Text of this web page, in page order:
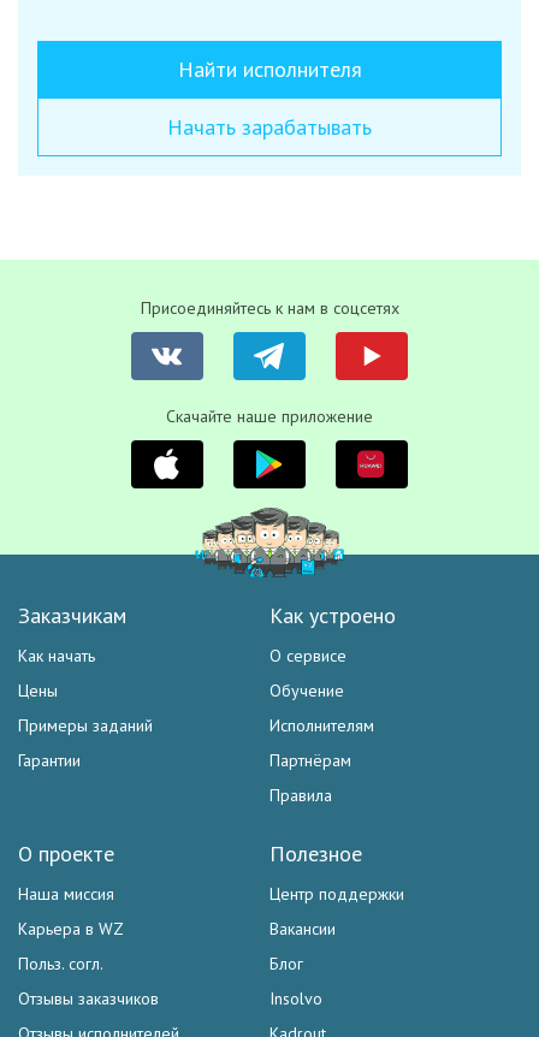
Найти исполнителя
Начать зарабатывать
Присоединяйтесь к нам в соцсетях
Скачайте наше приложение
Заказчикам
Как начать
Цены
Примеры заданий
Гарантии
Как устроено
О сервисе
Обучение
Исполнителям
Партнёрам
Правила
Полезное
Центр поддержки
Вакансии
Блог
Insolvo
О проекте
Наша миссия
Карьера в WZ
Польз. согл.
Отзывы заказчиков